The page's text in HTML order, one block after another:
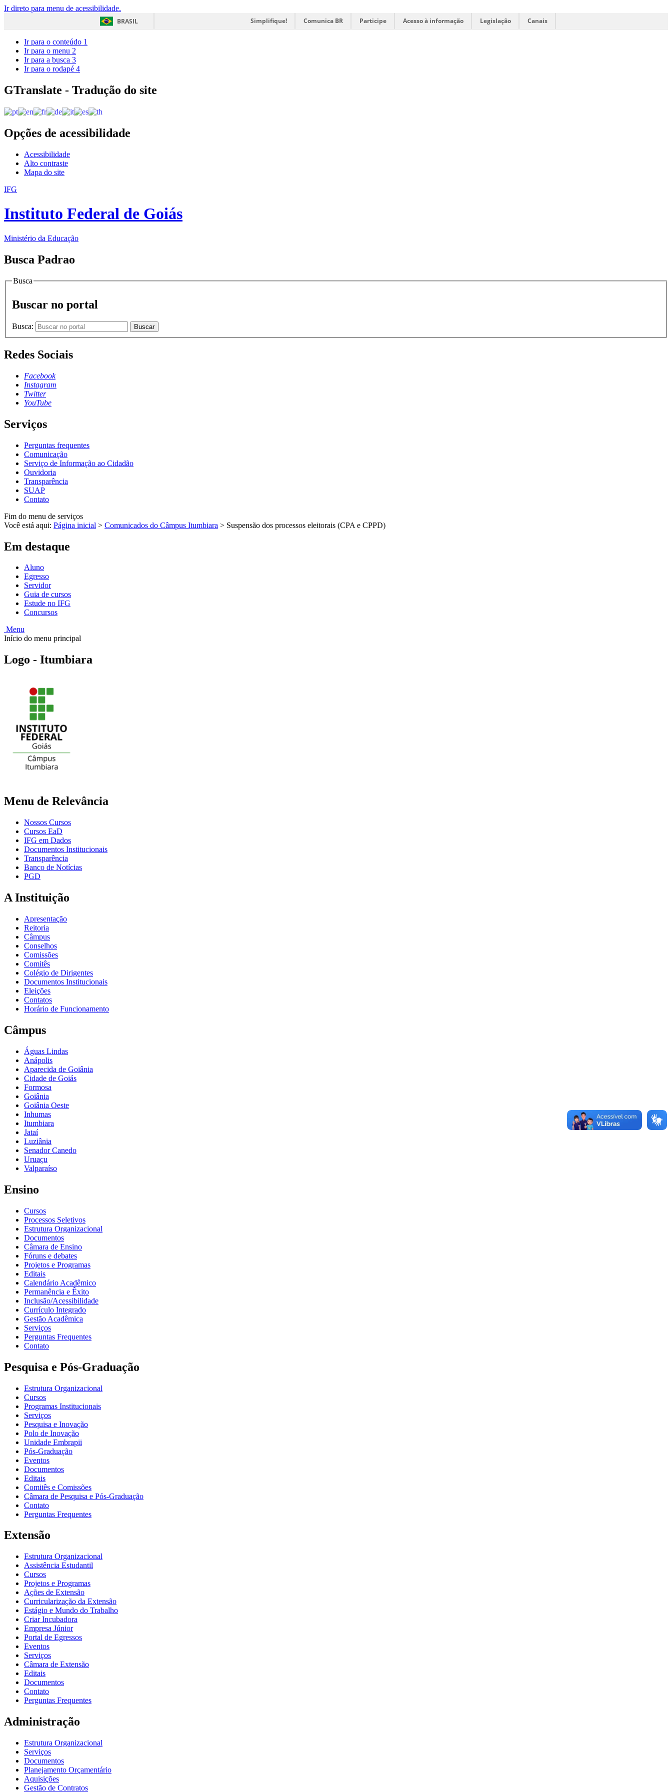
Ir direto para menu de acessibilidade.
BRASIL
Simplifique! Comunica BR Participe Acesso à informação Legislação Canais
Ir para o conteúdo 1
Ir para o menu 2
Ir para a busca 3
Ir para o rodapé 4
GTranslate - Tradução do site
Opções de acessibilidade
Acessibilidade
Alto contraste
Mapa do site
IFG
Instituto Federal de Goiás
Ministério da Educação
Busca Padrao
Busca
Buscar no portal
Busca: Buscar
Redes Sociais
Facebook
Instagram
Twitter
YouTube
Serviços
Perguntas frequentes
Comunicação
Serviço de Informação ao Cidadão
Ouvidoria
Transparência
SUAP
Contato
Fim do menu de serviços
Você está aqui: Página inicial > Comunicados do Câmpus Itumbiara > Suspensão dos processos eleitorais (CPA e CPPD)
Em destaque
Aluno
Egresso
Servidor
Guia de cursos
Estude no IFG
Concursos
Menu
Início do menu principal
Logo - Itumbiara
Menu de Relevância
Nossos Cursos
Cursos EaD
IFG em Dados
Documentos Institucionais
Transparência
Banco de Notícias
PGD
A Instituição
Apresentação
Reitoria
Câmpus
Conselhos
Comissões
Comitês
Colégio de Dirigentes
Documentos Institucionais
Eleições
Contatos
Horário de Funcionamento
Câmpus
Águas Lindas
Anápolis
Aparecida de Goiânia
Cidade de Goiás
Formosa
Goiânia
Goiânia Oeste
Inhumas
Itumbiara
Jataí
Luziânia
Senador Canedo
Uruaçu
Valparaíso
Ensino
Cursos
Processos Seletivos
Estrutura Organizacional
Documentos
Câmara de Ensino
Fóruns e debates
Projetos e Programas
Editais
Calendário Acadêmico
Permanência e Êxito
Inclusão/Acessibilidade
Currículo Integrado
Gestão Acadêmica
Serviços
Perguntas Frequentes
Contato
Pesquisa e Pós-Graduação
Estrutura Organizacional
Cursos
Programas Institucionais
Serviços
Pesquisa e Inovação
Polo de Inovação
Unidade Embrapii
Pós-Graduação
Eventos
Documentos
Editais
Comitês e Comissões
Câmara de Pesquisa e Pós-Graduação
Contato
Perguntas Frequentes
Extensão
Estrutura Organizacional
Assistência Estudantil
Cursos
Projetos e Programas
Ações de Extensão
Curricularização da Extensão
Estágio e Mundo do Trabalho
Criar Incubadora
Empresa Júnior
Portal de Egressos
Eventos
Serviços
Câmara de Extensão
Editais
Documentos
Contato
Perguntas Frequentes
Administração
Estrutura Organizacional
Serviços
Documentos
Planejamento Orçamentário
Aquisições
Gestão de Contratos